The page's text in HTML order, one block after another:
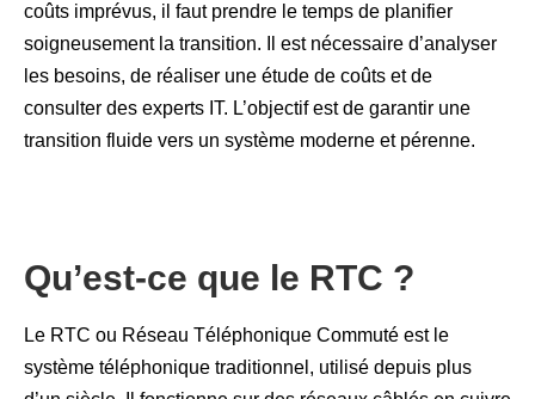
coûts imprévus, il faut prendre le temps de planifier
soigneusement la transition. Il est nécessaire d’analyser
les besoins, de réaliser une étude de coûts et de
consulter des experts IT. L’objectif est de garantir une
transition fluide vers un système moderne et pérenne.
Qu’est-ce que le RTC ?
Le RTC ou Réseau Téléphonique Commuté est le
système téléphonique traditionnel, utilisé depuis plus